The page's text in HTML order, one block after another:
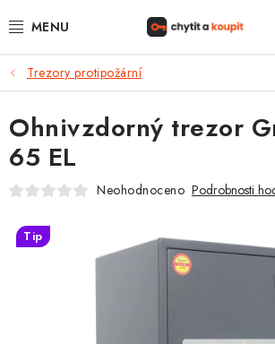
na
DŮM, BYT, ZAHRADA
ZÁMEČNICTVÍ - ZABEZPEČENÍ
KANCELÁŘ
ZÁMEČNICKÉ SLUŽBY
Trezory protipožární
Ohnivzdorný trezor
65 EL
Neohodnoceno Podrobnosti
Tip